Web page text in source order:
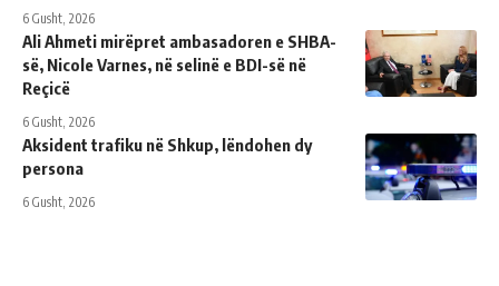
6 Gusht, 2026
Ali Ahmeti mirëpret ambasadoren e SHBA-
së, Nicole Varnes, në selinë e BDI-së në
Reçicë
6 Gusht, 2026
Aksident trafiku në Shkup, lëndohen dy
persona
6 Gusht, 2026